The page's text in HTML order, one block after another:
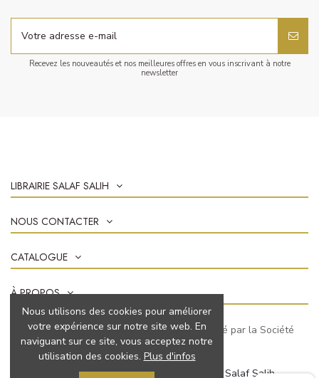
Recevez les nouveautés et nos meilleures offres en vous inscrivant à notre
newsletter
LIBRAIRIE SALAF SALIH
NOUS CONTACTER
CATALOGUE
À PROPOS
Marchand approuvé par la Société
des Avis Garantis, cliquez ici pour vérifier.
© 2022 Tous droits réservés à Librairie Salaf Salih
Nous utilisons des cookies pour améliorer
votre expérience sur notre site web. En
naviguant sur ce site, vous acceptez notre
utilisation des cookies. Plus d'infos